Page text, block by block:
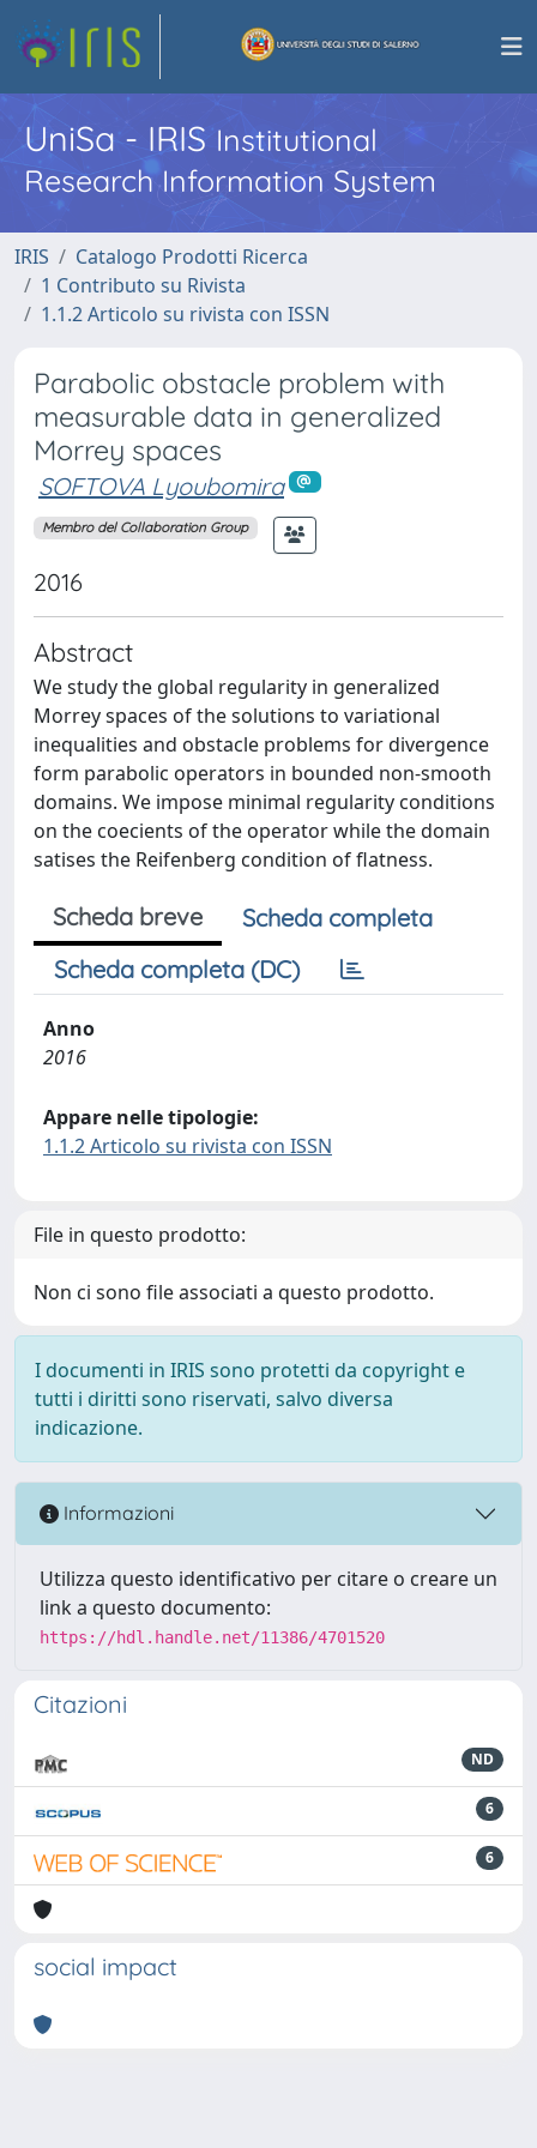
UniSa - IRISInstitutional
Research Information System
IRIS
Catalogo Prodotti Ricerca
1 Contributo su Rivista
1.1.2 Articolo su rivista con ISSN
Parabolic obstacle problem with
measurable data in generalized
Morrey spaces
SOFTOVA Lyoubomira
Membro del Collaboration Group
2016
Abstract
We study the global regularity in generalized
Morrey spaces of the solutions to variational
inequalities and obstacle problems for divergence
form parabolic operators in bounded non-smooth
domains. We impose minimal regularity conditions
on the coecients of the operator while the domain
satises the Reifenberg condition of flatness.
Scheda breve
Scheda completa
Scheda completa (DC)
Anno
2016
Appare nelle tipologie:
1.1.2 Articolo su rivista con ISSN
File in questo prodotto:
Non ci sono file associati a questo prodotto.
I documenti in IRIS sono protetti da copyright e
tutti i diritti sono riservati, salvo diversa
indicazione.
Informazioni
Utilizza questo identificativo per citare o creare un
link a questo documento:
https://hdl.handle.net/11386/4701520
Citazioni
ND
6
6
social impact